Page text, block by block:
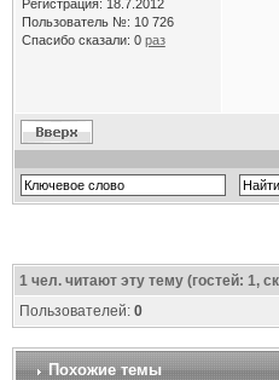
Регистрация: 18.7.2012
Пользователь №: 10 726
Спасибо сказали: 0 раз
1чел. читают эту тему (гостей: 1,
Пользователей: 0
Похожие темы